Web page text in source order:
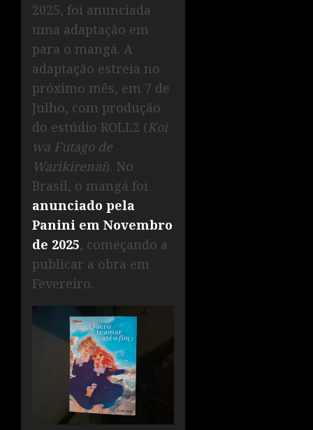
2025, foi anunciada
uma adaptação em
para o mangá. A
adaptação estreia no
próximo mês, em 7 de
Julho, com produção
do estúdio ROLL2 (Koi
wa Futago de
Warikirenai). No
Brasil, o mangá foi
anunciado pela
Panini em Novembro
de 2025, começando a
publicar a obra em
Fevereiro.